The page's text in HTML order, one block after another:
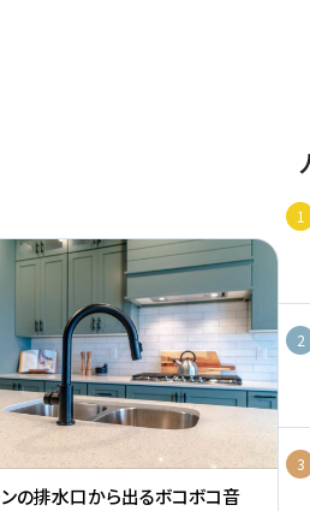
の排水口から出るボコボコ音